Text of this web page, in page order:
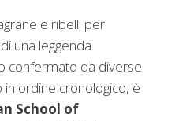
e ribelli per
una leggenda
confermato da diverse
in ordine cronologico, è
School of